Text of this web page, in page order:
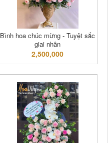
Bình hoa chúc mừng - Tuyệt sắc
giai nhân
2,500,000